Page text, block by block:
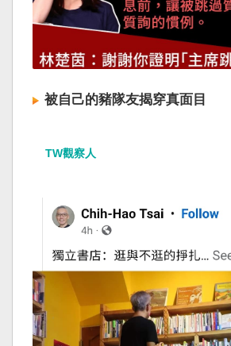
被自己的豬隊友揭穿真面目
TW觀察人